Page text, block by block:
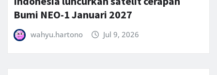
Bumi NEO-1 Januari 2027
wahyu.hartono Jul 9, 2026